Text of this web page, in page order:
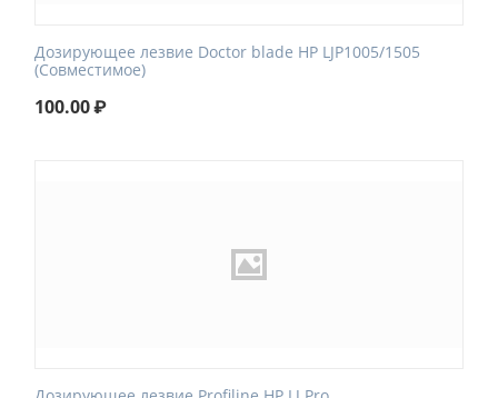
Дозирующее лезвие Doctor blade HP LJP1005/1505
(Совместимое)
100.00₽